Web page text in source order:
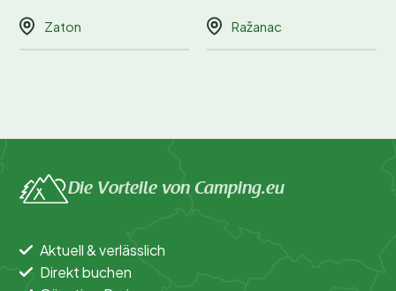
Zaton Ražanac
Die Vorteile von Camping.eu
Aktuell & verlässlich
Direkt buchen